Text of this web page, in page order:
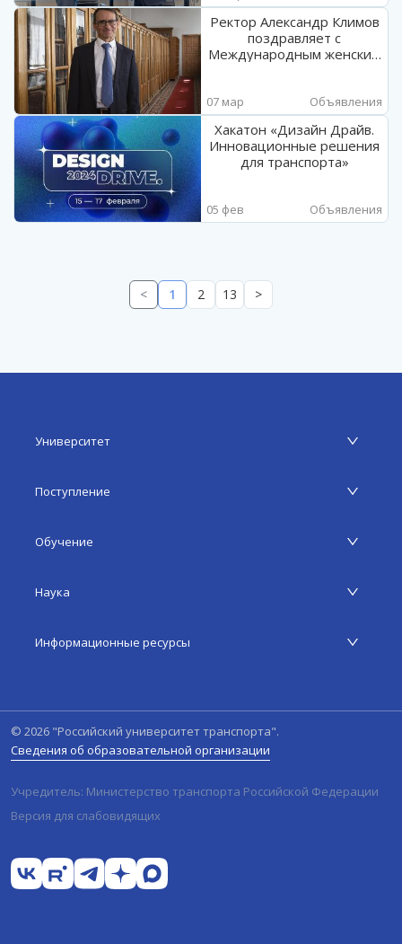
Ректор Александр Климов
поздравляет с
Международным женским
07 мар Объявления
Хакатон «Дизайн Драйв.
Инновационные решения
для транспорта»
05 фев Объявления
< 1 2 13 >
Университет
Поступление
Обучение
Наука
Информационные ресурсы
© 2026 "Российский университет транспорта".
Сведения об образовательной организации
Учредитель: Министерство транспорта Российской Федерации
Версия для слабовидящих